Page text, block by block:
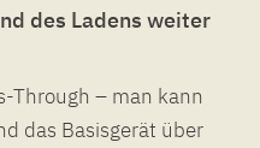
des Ladens weiter
Through – man kann
das Basisgerät über